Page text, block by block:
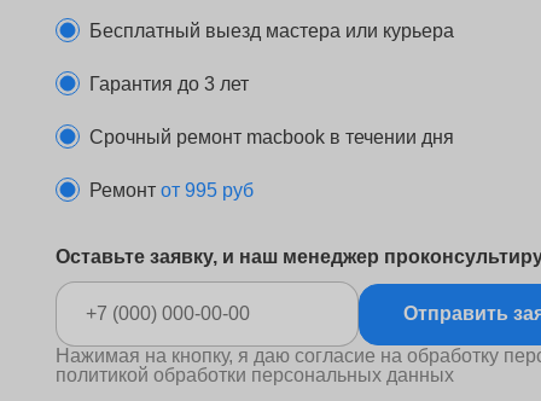
Бесплатный выезд мастера или курьера
Гарантия до 3 лет
Срочный ремонт macbook в течении дня
Ремонт от 995 руб
Оставьте заявку, и наш менеджер
Нажимая на кнопку, я даю согласие на обработку
политикой обработки персональных данных